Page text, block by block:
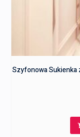
Szyfonowa Sukienka